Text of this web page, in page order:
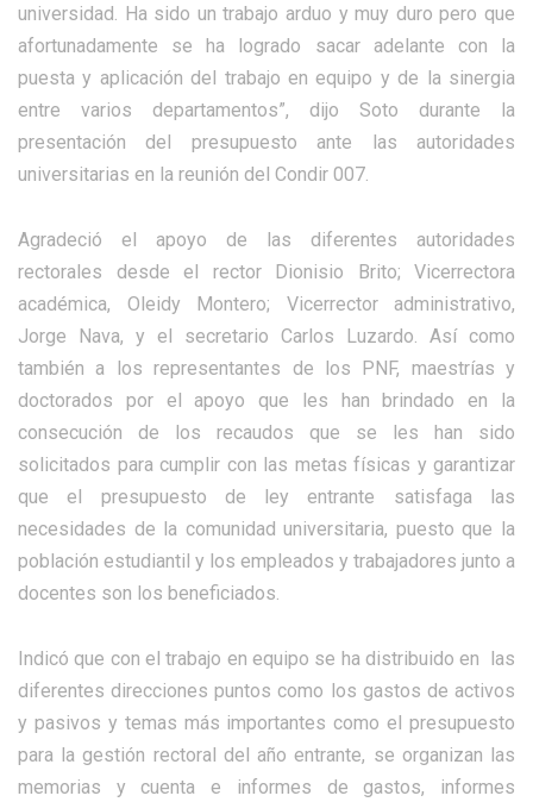
universidad. Ha sido un trabajo arduo y muy duro pero que
afortunadamente se ha logrado sacar adelante con la
puesta y aplicación del trabajo en equipo y de la sinergia
entre varios departamentos”, dijo Soto durante la
presentación del presupuesto ante las autoridades
universitarias en la reunión del Condir 007.
Agradeció el apoyo de las diferentes autoridades
rectorales desde el rector Dionisio Brito; Vicerrectora
académica, Oleidy Montero; Vicerrector administrativo,
Jorge Nava, y el secretario Carlos Luzardo. Así como
también a los representantes de los PNF, maestrías y
doctorados por el apoyo que les han brindado en la
consecución de los recaudos que se les han sido
solicitados para cumplir con las metas físicas y garantizar
que el presupuesto de ley entrante satisfaga las
necesidades de la comunidad universitaria, puesto que la
población estudiantil y los empleados y trabajadores junto a
docentes son los beneficiados.
Indicó que con el trabajo en equipo se ha distribuido en las
diferentes direcciones puntos como los gastos de activos
y pasivos y temas más importantes como el presupuesto
para la gestión rectoral del año entrante, se organizan las
memorias y cuenta e informes de gastos, informes